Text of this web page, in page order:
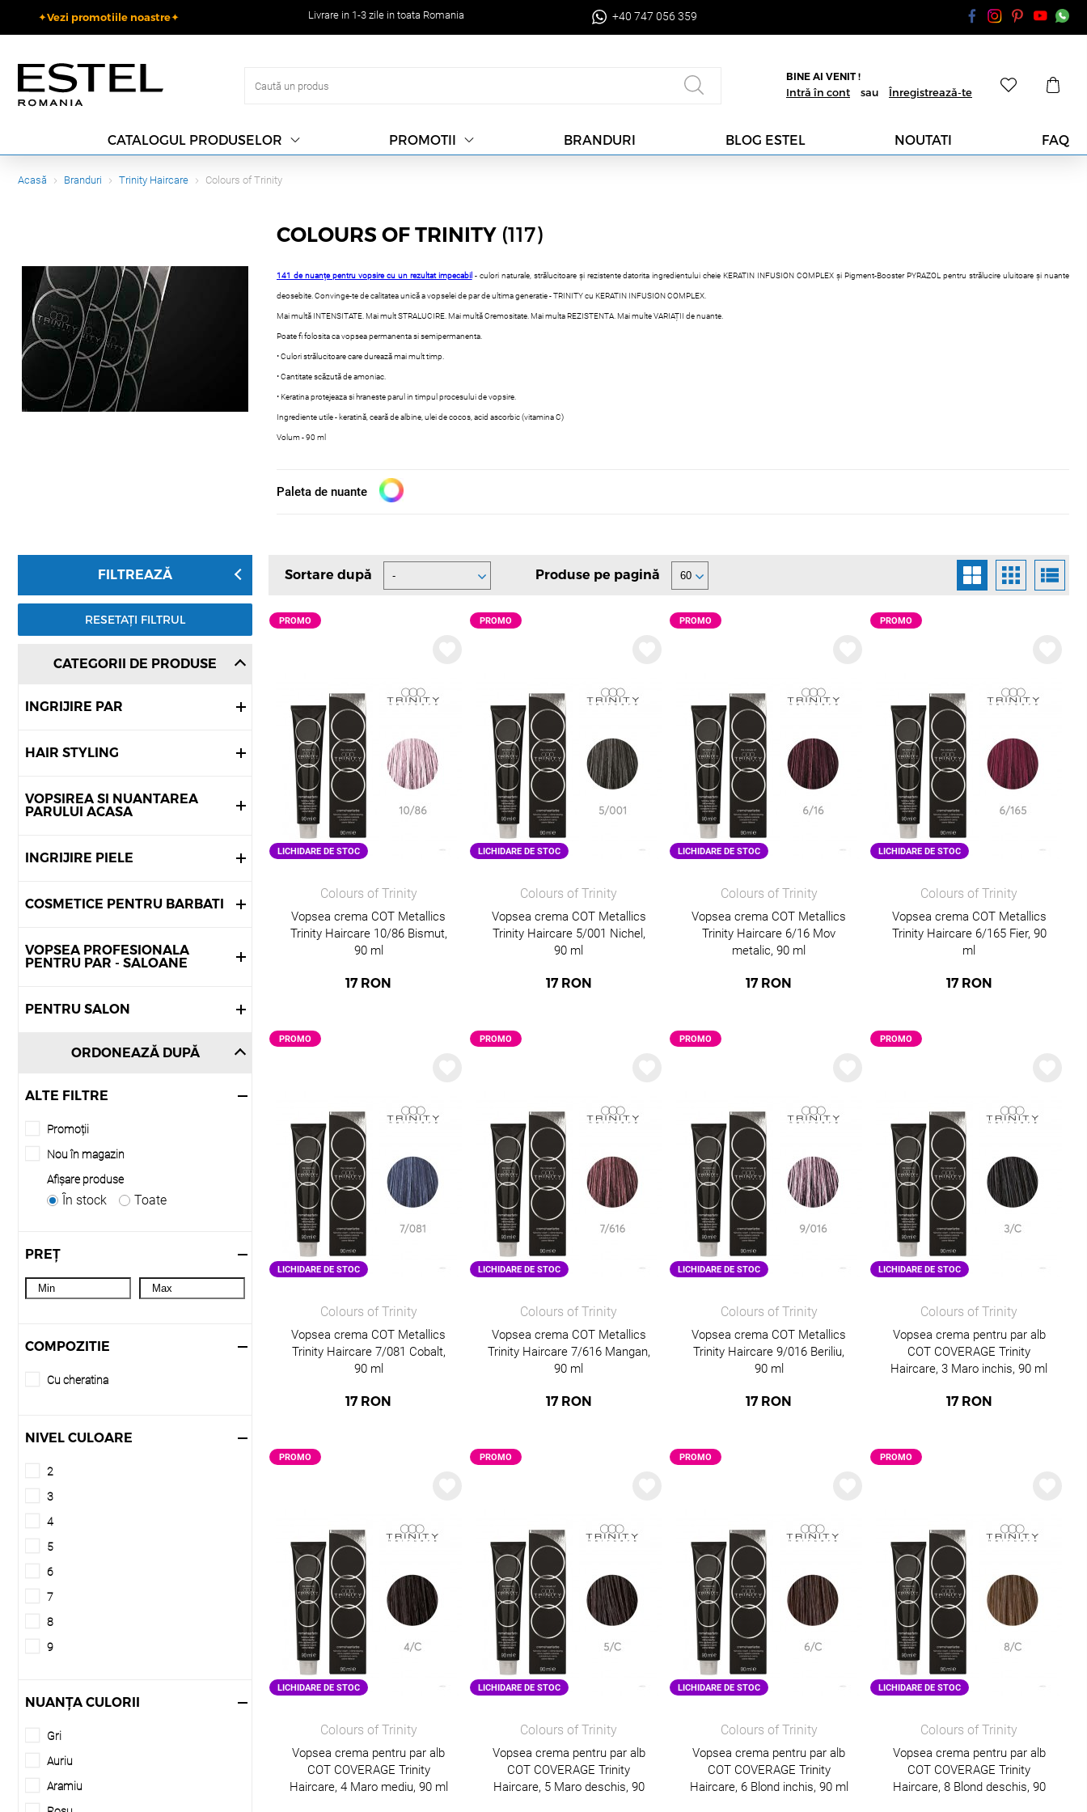
✦Vezi promotiile noastre✦ Livrare in 1-3 zile in toata Romania +40 747 056 359
BINE AI VENIT !
Intră în cont sau Înregistrează-te
CATALOGUL PRODUSELOR PROMOTII BRANDURI BLOG ESTEL NOUTATI FAQ
Acasă Branduri Trinity Haircare Colours of Trinity
COLOURS OF TRINITY (117)
141 de nuanțe pentru vopsire cu un rezultat impecabil - culori naturale, strălucitoare și rezistente datorita ingredientului cheie KERATIN INFUSION COMPLEX și Pigment-Booster PYRAZOL pentru strălucire uluitoare și nuante
deosebite. Convinge-te de calitatea unică a vopselei de par de ultima generatie - TRINITY cu KERATIN INFUSION COMPLEX.
Mai multă INTENSITATE. Mai mult STRALUCIRE. Mai multă Cremositate. Mai multa REZISTENTA. Mai multe VARIAȚII de nuante.
Poate fi folosita ca vopsea permanenta si semipermanenta.
• Culori strălucitoare care durează mai mult timp.
• Cantitate scăzută de amoniac.
• Keratina protejeaza si hraneste parul in timpul procesului de vopsire.
Ingrediente utile - keratină, ceară de albine, ulei de cocos, acid ascorbic (vitamina C)
Volum - 90 ml
Paleta de nuante
FILTREAZĂ
RESETAȚI FILTRUL
CATEGORII DE PRODUSE
INGRIJIRE PAR
HAIR STYLING
VOPSIREA SI NUANTAREA
PARULUI ACASA
INGRIJIRE PIELE
COSMETICE PENTRU BARBATI
VOPSEA PROFESIONALA
PENTRU PAR - SALOANE
PENTRU SALON
ORDONEAZĂ DUPĂ
ALTE FILTRE
Promoții
Nou în magazin
Afişare produse
În stock Toate
PREȚ
COMPOZITIE
Cu cheratina
NIVEL CULOARE
2
3
4
5
6
7
8
9
11
NUANȚA CULORII
Gri
Auriu
Aramiu
Sortare după Produse pe pagină
LICHIDARE DE STOC
Colours of Trinity
Vopsea crema COT Metallics
Trinity Haircare 10/86 Bismut,
90 ml
17 RON
PROMO
LICHIDARE DE STOC
Colours of Trinity
Vopsea crema COT Metallics
Trinity Haircare 5/001 Nichel,
90 ml
17 RON
PROMO
LICHIDARE DE STOC
Colours of Trinity
Vopsea crema COT Metallics
Trinity Haircare 6/16 Mov
metalic, 90 ml
17 RON
PROMO
LICHIDARE DE STOC
Colours of Trinity
Vopsea crema COT Metallics
Trinity Haircare 6/165 Fier, 90
ml
17 RON
PROMO
LICHIDARE DE STOC
Colours of Trinity
Vopsea crema COT Metallics
Trinity Haircare 7/081 Cobalt,
90 ml
17 RON
PROMO
LICHIDARE DE STOC
Colours of Trinity
Vopsea crema COT Metallics
Trinity Haircare 7/616 Mangan,
90 ml
17 RON
PROMO
LICHIDARE DE STOC
Colours of Trinity
Vopsea crema COT Metallics
Trinity Haircare 9/016 Beriliu,
90 ml
17 RON
PROMO
LICHIDARE DE STOC
Colours of Trinity
Vopsea crema pentru par alb
COT COVERAGE Trinity
Haircare, 3 Maro inchis, 90 ml
17 RON
PROMO
LICHIDARE DE STOC
Colours of Trinity
Vopsea crema pentru par alb
COT COVERAGE Trinity
Haircare, 4 Maro mediu, 90 ml
PROMO
LICHIDARE DE STOC
Colours of Trinity
Vopsea crema pentru par alb
COT COVERAGE Trinity
Haircare, 5 Maro deschis, 90
PROMO
LICHIDARE DE STOC
Colours of Trinity
Vopsea crema pentru par alb
COT COVERAGE Trinity
Haircare, 6 Blond inchis, 90 ml
PROMO
LICHIDARE DE STOC
Colours of Trinity
Vopsea crema pentru par alb
COT COVERAGE Trinity
Haircare, 8 Blond deschis, 90
PROMO